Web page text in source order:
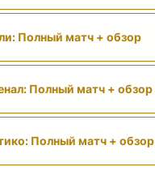
Полный матч + обзор
Полный матч + обзор
Полный матч + обзор